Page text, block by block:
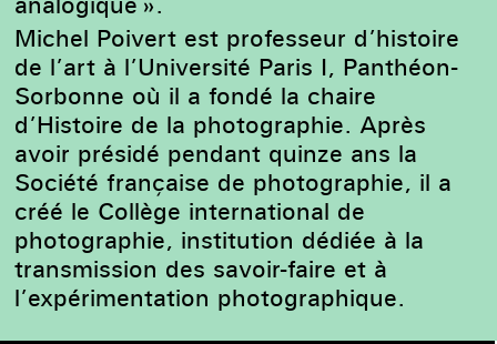
Michel Poivert est professeur d’histoire
de l’art à l’Université Paris I, Panthéon-
Sorbonne où il a fondé la chaire
d’Histoire de la photographie. Après
avoir présidé pendant quinze ans la
Société française de photographie, il a
créé le Collège international de
photographie, institution dédiée à la
transmission des savoir-faire et à
l’expérimentation photographique.